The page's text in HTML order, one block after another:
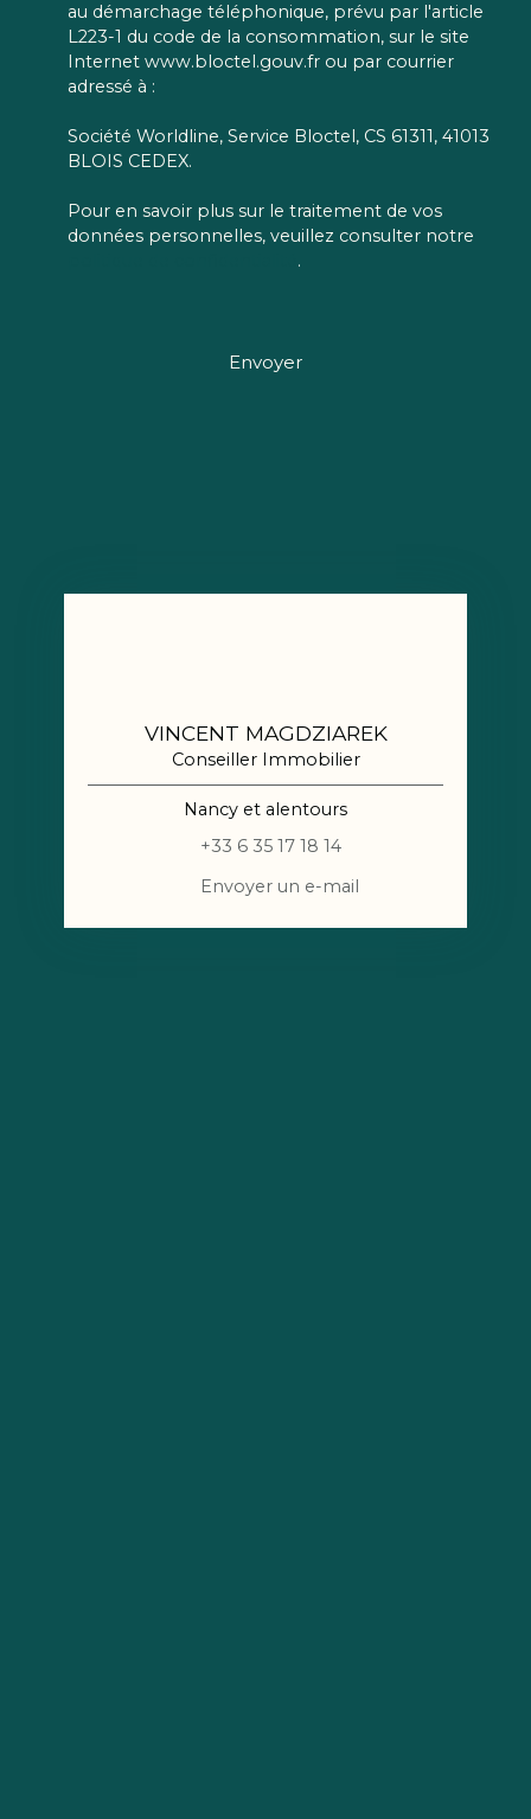
au démarchage téléphonique, prévu par l'article
L223-1 du code de la consommation, sur le site
Internet www.bloctel.gouv.fr ou par courrier
adressé à :
Société Worldline, Service Bloctel, CS 61311, 41013
BLOIS CEDEX.
Pour en savoir plus sur le traitement de vos
données personnelles, veuillez consulter notre
.
Envoyer
VINCENT MAGDZIAREK
Conseiller Immobilier
Nancy et alentours
+33 6 35 17 18 14
Envoyer un e-mail